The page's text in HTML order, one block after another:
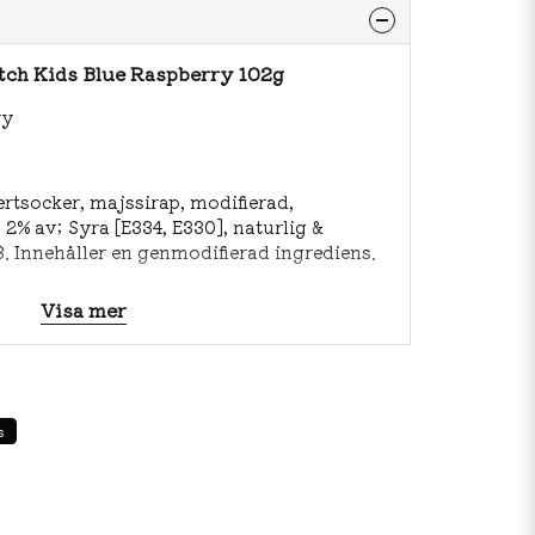
Kids Blue Raspberry 102g
majssirap, modifierad,
av; Syra [E334, E330], naturlig &
Innehåller en genmodifierad ingrediens.
0g
Visa mer